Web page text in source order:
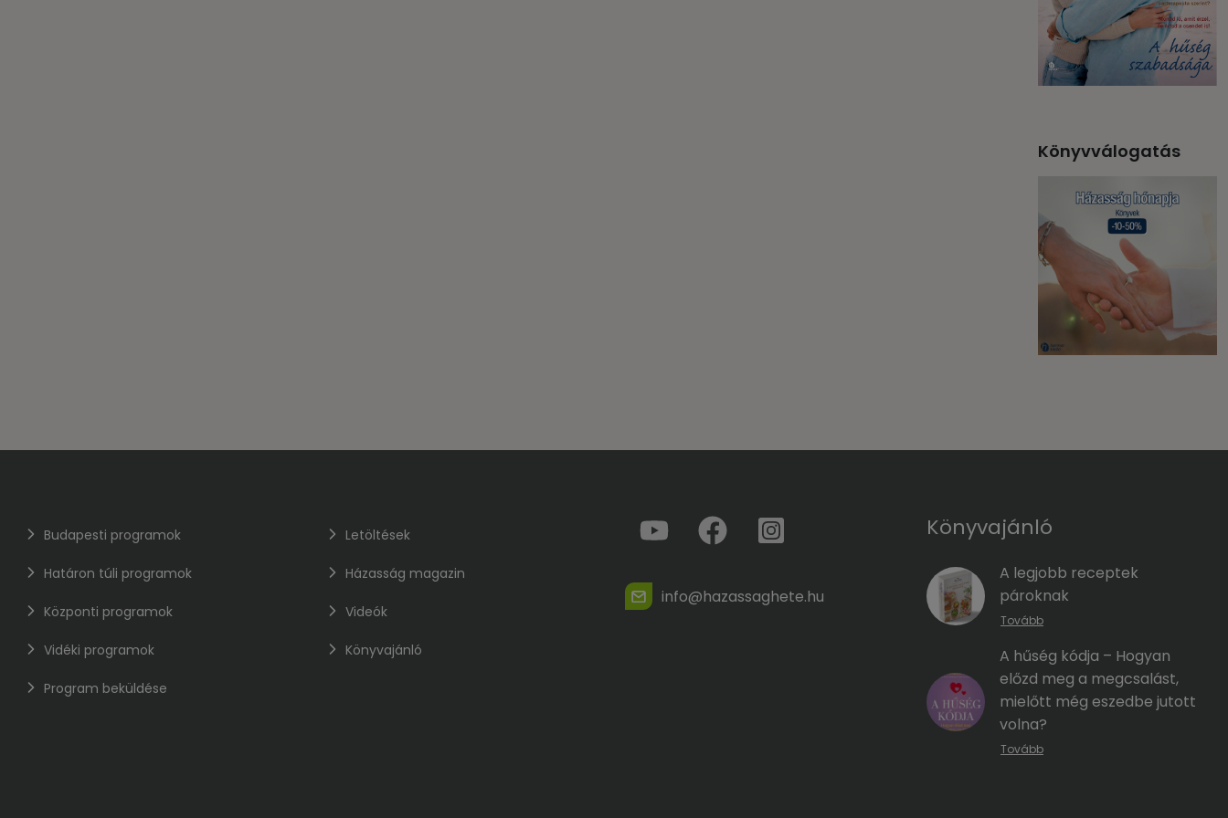
Könyvválogatás
Budapesti programok
Határon túli programok
Központi programok
Vidéki programok
Program beküldése
Letöltések
Házasság magazin
Videók
Könyvajánló
info@hazassaghete.hu
Könyvajánló
A legjobb receptek
pároknak
Tovább
A hűség kódja – Hogyan
előzd meg a megcsalást,
mielőtt még eszedbe jutott
volna?
Tovább